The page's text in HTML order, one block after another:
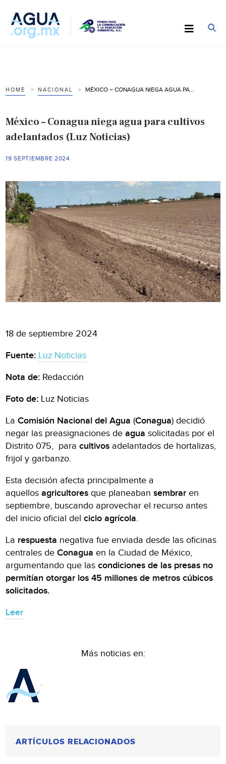
HOME NACIONAL
México – Conagua niega agua para cultivos
adelantados (Luz Noticias)
19 SEPTIEMBRE 2024
18 de septiembre 2024
Fuente: Luz Noticias
Nota de: Redacción
Foto de: Luz Noticias
LaComisión Nacional del Agua (Conagua) decidió
negar las preasignaciones deagua solicitadas por el
Distrito 075, paracultivos adelantados de hortalizas,
frijol y garbanzo.
Esta decisión afecta principalmente a
aquellosagricultores que planeabansembrar en
septiembre, buscando aprovechar el recurso antes
del inicio oficial delciclo agrícola.
La respuesta negativa fue enviada desde las oficinas
centrales deConagua en la Ciudad de México,
argumentando que lascondiciones de las presas no
permitían otorgar los 45 millones de metros cúbicos
solicitados.
Leer
Más noticias en:
ARTÍCULOS RELACIONADOS